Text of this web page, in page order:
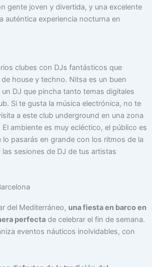
gente joven y divertida, y una excelente
auténtica experiencia nocturna en
clubes con DJs fantásticos que
house y techno. Nitsa es un buen
DJ que pincha tanto temas digitales
Si te gusta la música electrónica, no te
a este club underground en una zona
ambiente es muy ecléctico, el público es
lo pasarás en grande con los ritmos de la
sesiones de DJ de tus artistas
del Mediterráneo, una fiesta en barco en
perfectade celebrar el fin de semana.
eventos náuticos inolvidables, con